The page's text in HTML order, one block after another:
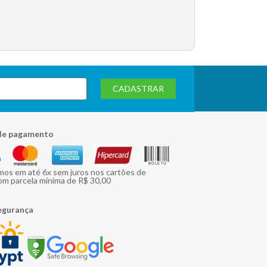
CADASTRAR
pagamento
em até 6x sem juros nos cartões de
parcela mínima de R$ 30,00